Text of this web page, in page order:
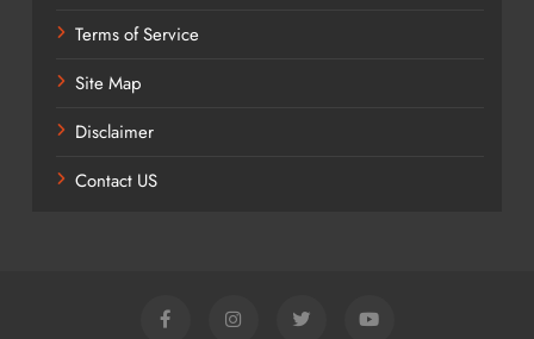
Terms of Service
Site Map
Disclaimer
Contact US